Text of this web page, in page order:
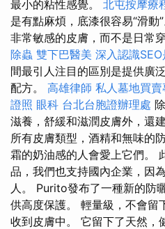
最小的粘性感覺。 北屯按摩療
是有點麻煩，底漆很容易“滑動”
非常敏感的皮膚，而不是日常
除蟲 雙下巴醫美 深入認識
間最引人注目的區別是提供廣
配方。 高雄律師 私人墓地買賣
證照 眼科 台北台胞證辦理處
滋養，舒緩和滋潤皮膚外，還
所有皮膚類型，酒精和無味的
霜的奶油感的人會愛上它們。
品，我們也支持國內企業，因
人。 Purito發布了一種新的防
供高度保護。 輕量級，不會留
收到皮膚中。 它留下了天然，